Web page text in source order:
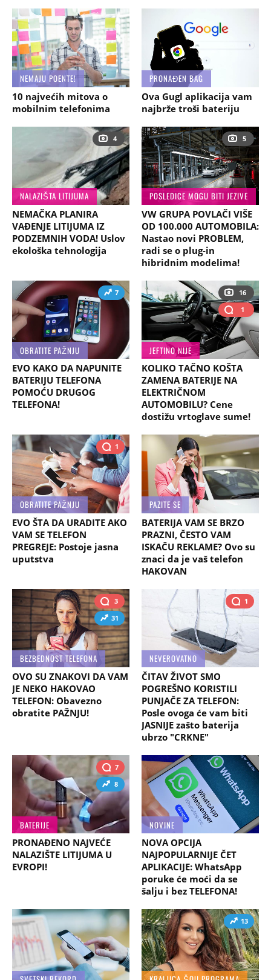
NEMAJU POENTE!
10 najvećih mitova o
mobilnim telefonima
PRONAĐEN BAG
Ova Gugl aplikacija vam
najbrže troši bateriju
4
NALAZIŠTA LITIJUMA
NEMAČKA PLANIRA
VAĐENJE LITIJUMA IZ
PODZEMNIH VODA! Uslov
ekološka tehnologija
5
POSLEDICE MOGU BITI JEZIVE
VW GRUPA POVLAČI VIŠE
OD 100.000 AUTOMOBILA:
Nastao novi PROBLEM,
radi se o plug-in
hibridnim modelima!
7
OBRATITE PAŽNJU
EVO KAKO DA NAPUNITE
BATERIJU TELEFONA
POMOĆU DRUGOG
TELEFONA!
16
1
JEFTINO NIJE
KOLIKO TAČNO KOŠTA
ZAMENA BATERIJE NA
ELEKTRIČNOM
AUTOMOBILU? Cene
dostižu vrtoglave sume!
1
OBRATITE PAŽNJU
EVO ŠTA DA URADITE AKO
VAM SE TELEFON
PREGREJE: Postoje jasna
uputstva
PAZITE SE
BATERIJA VAM SE BRZO
PRAZNI, ČESTO VAM
ISKAČU REKLAME? Ovo su
znaci da je vaš telefon
HAKOVAN
3
31
BEZBEDNOST TELEFONA
OVO SU ZNAKOVI DA VAM
JE NEKO HAKOVAO
TELEFON: Obavezno
obratite PAŽNJU!
1
NEVEROVATNO
ČITAV ŽIVOT SMO
POGREŠNO KORISTILI
PUNJAČE ZA TELEFON:
Posle ovoga će vam biti
JASNIJE zašto baterija
ubrzo "CRKNE"
7
8
BATERIJE
PRONAĐENO NAJVEĆE
NALAZIŠTE LITIJUMA U
EVROPI!
NOVINE
NOVA OPCIJA
NAJPOPULARNIJE ČET
APLIKACIJE: WhatsApp
poruke će moći da se
šalju i bez TELEFONA!
13